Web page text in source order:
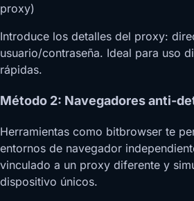
proxy)
Introduce los detalles del proxy:
usuario/contraseña. Ideal para uso
rápidas.
Método 2: Navegadores anti-
Herramientas como bitbrowser te
entornos de navegador
vinculado a un proxy diferente y
dispositivo únicos.